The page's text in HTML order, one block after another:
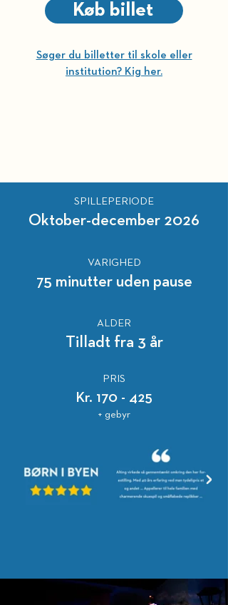
Køb billet
Søger du billetter til skole eller
institution? Kig her.
SPILLEPERIODE
Oktober-december 2026
VARIGHED
75 minutter uden pause
ALDER
Tilladt fra 3 år
PRIS
Kr. 170 - 425
+ gebyr